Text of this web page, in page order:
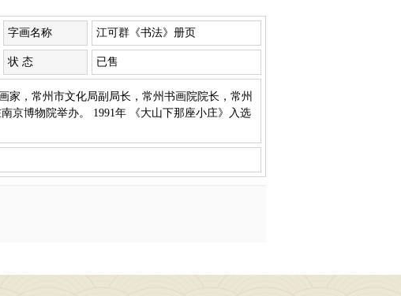
字画名称 江可群《书法》册页
状 态 已售
，常州市文化局副局长，常州书画院院长，常州
京博物院举办。 1991年 《大山下那座小庄》入选